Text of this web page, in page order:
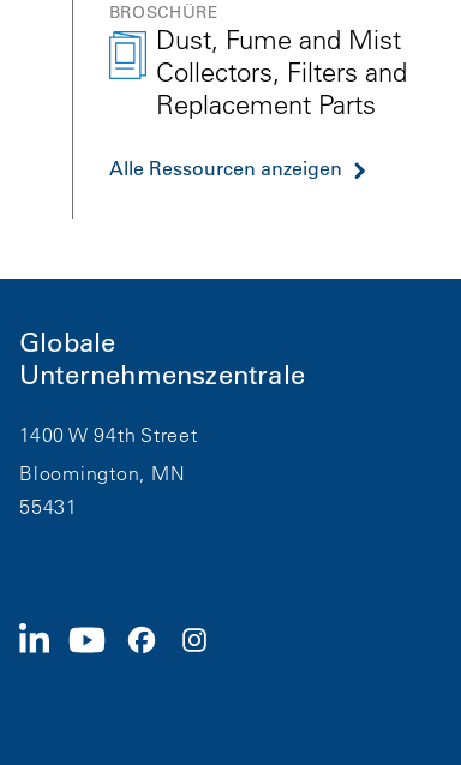
BROSCHÜRE
Dust, Fume and Mist
Collectors, Filters and
Replacement Parts
Alle Ressourcen anzeigen
Globale
Unternehmenszentrale
1400 W 94th Street
Bloomington, MN
55431